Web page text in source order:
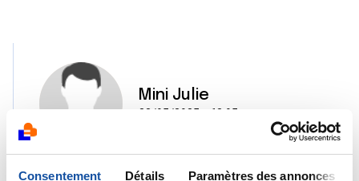
Consentement Détails Paramètres des annonces
Mini Julie